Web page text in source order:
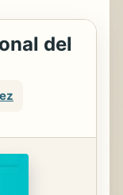
del